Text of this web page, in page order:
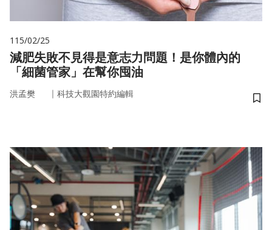
115/02/25
減肥失敗不見得是意志力問題！是你體內的
「細菌管家」在幫你囤油
洪孟樊 ｜ 科技大觀園特約編輯
儲